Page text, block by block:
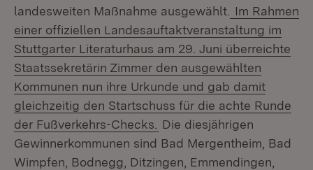
landesweiten Maßnahme ausgewählt.
Im Rahmen
einer offiziellen Landesauftaktveranstaltung im
Stuttgarter Literaturhaus am 29. Juni überreichte
Staatssekretärin Zimmer den ausgewählten
Kommunen nun ihre Urkunde und gab damit
gleichzeitig den Startschuss für die achte Runde
der Fußverkehrs-Checks.
Die diesjährigen
Gewinnerkommunen sind Bad Mergentheim, Bad
Wimpfen, Bodnegg, Ditzingen, Emmendingen,